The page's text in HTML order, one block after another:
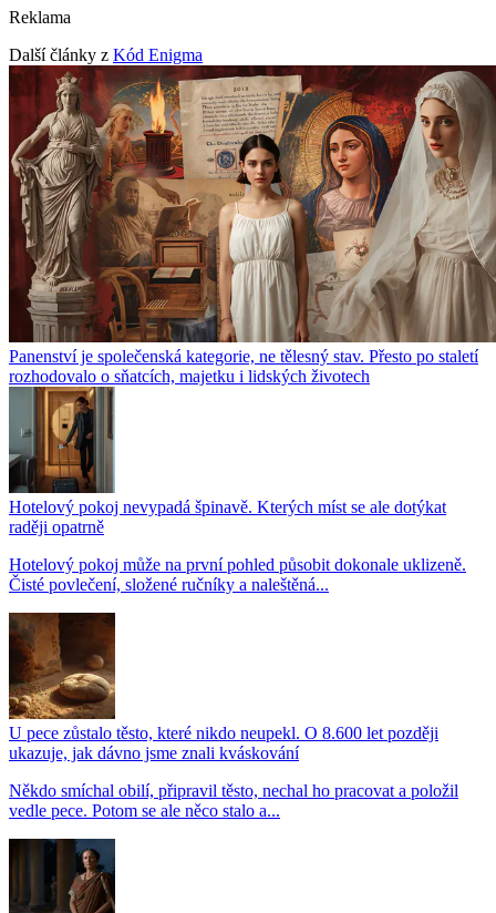
Reklama
Další články z Kód Enigma
Panenství je společenská kategorie, ne tělesný stav. Přesto po staletí
rozhodovalo o sňatcích, majetku i lidských životech
Hotelový pokoj nevypadá špinavě. Kterých míst se ale dotýkat
raději opatrně
Hotelový pokoj může na první pohled působit dokonale uklizeně.
Čisté povlečení, složené ručníky a naleštěná...
U pece zůstalo těsto, které nikdo neupekl. O 8.600 let později
ukazuje, jak dávno jsme znali kváskování
Někdo smíchal obilí, připravil těsto, nechal ho pracovat a položil
vedle pece. Potom se ale něco stalo a...